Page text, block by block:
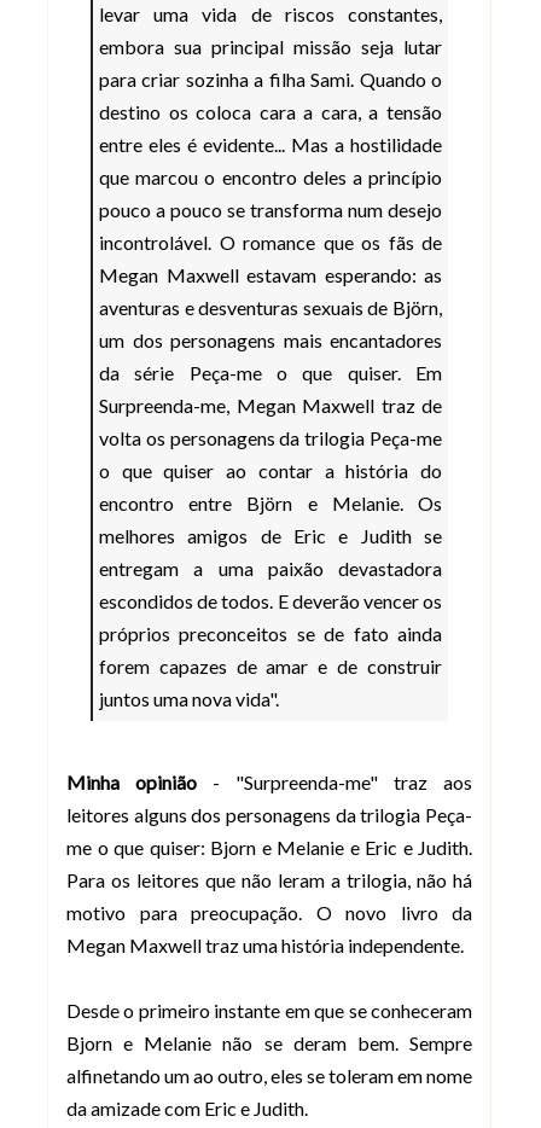
levar uma vida de riscos constantes,
embora sua principal missão seja lutar
para criar sozinha a filha Sami. Quando o
destino os coloca cara a cara, a tensão
entre eles é evidente... Mas a hostilidade
que marcou o encontro deles a princípio
pouco a pouco se transforma num desejo
incontrolável. O romance que os fãs de
Megan Maxwell estavam esperando: as
aventuras e desventuras sexuais de Björn,
um dos personagens mais encantadores
da série Peça-me o que quiser. Em
Surpreenda-me, Megan Maxwell traz de
volta os personagens da trilogia Peça-me
o que quiser ao contar a história do
encontro entre Björn e Melanie. Os
melhores amigos de Eric e Judith se
entregam a uma paixão devastadora
escondidos de todos. E deverão vencer os
próprios preconceitos se de fato ainda
forem capazes de amar e de construir
juntos uma nova vida".
Minha opinião - "Surpreenda-me" traz aos
leitores alguns dos personagens da trilogia Peça-
me o que quiser: Bjorn e Melanie e Eric e Judith.
Para os leitores que não leram a trilogia, não há
motivo para preocupação. O novo livro da
Megan Maxwell traz uma história independente.
Desde o primeiro instante em que se conheceram
Bjorn e Melanie não se deram bem. Sempre
alfinetando um ao outro, eles se toleram em nome
da amizade com Eric e Judith.